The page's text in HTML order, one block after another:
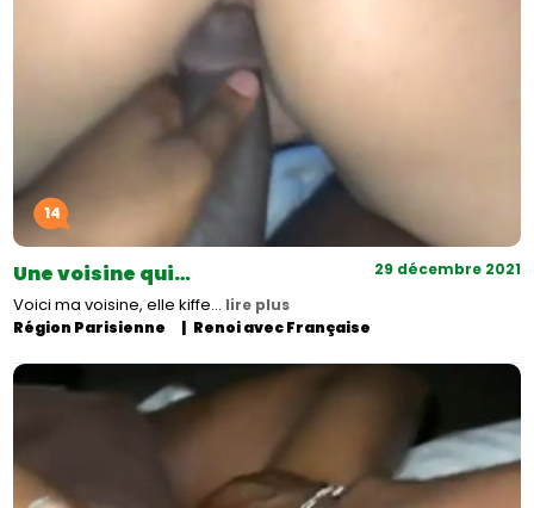
14
Une voisine qui… 29 décembre 2021
Voici ma voisine, elle kiffe… lire plus
Région Parisienne
Renoi avec Française